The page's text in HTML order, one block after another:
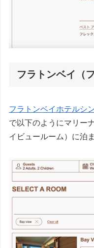
フラトンベイ（
フラトンベイホテルシ
で以下のようにマリー
イビュールーム）に泊